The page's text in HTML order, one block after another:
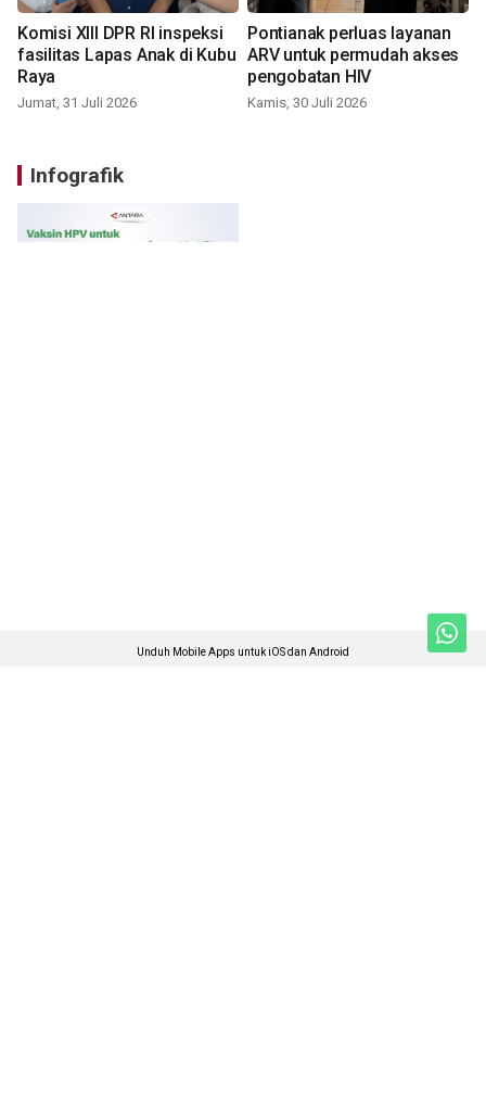
Komisi XIII DPR RI inspeksi
fasilitas Lapas Anak di Kubu
Raya
Jumat, 31 Juli 2026
Pontianak perluas layanan
ARV untuk permudah akses
pengobatan HIV
Kamis, 30 Juli 2026
Infografik
Unduh Mobile Apps untuk iOS dan Android